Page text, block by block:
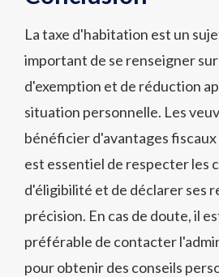
La taxe d'habitation est un
important de se renseigner
d'exemption et de réduction
situation personnelle. Les
bénéficier d'avantages fiscaux
est essentiel de respecter les
d'éligibilité et de déclarer ses
précision. En cas de doute, il
préférable de contacter
pour obtenir des conseils